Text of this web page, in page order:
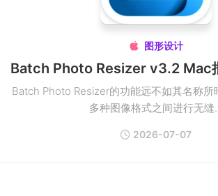
 图形设计
Batch Photo Resizer的功能远不如其名称所
多种图像格式之间进行无缝
2026-07-07